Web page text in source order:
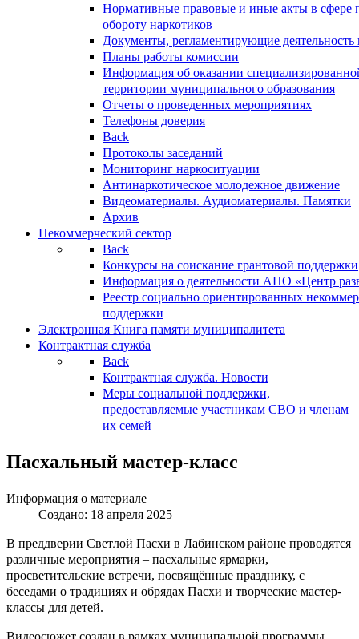
Нормативные правовые и иные акты в сфере
обороту наркотиков
Документы, регламентирующие деятельность
Планы работы комиссии
Информация об оказании
территории муниципального образования
Отчеты о проведенных мероприятиях
Телефоны доверия
Back
Протоколы заседаний
Мониторинг наркоситуации
Антинаркотическое молодежное движение
Видеоматериалы. Аудиоматериалы. Памятки
Архив
Некоммерческий сектор
Back
Конкурсы на соискание грантовой поддержки
Информация о деятельности АНО «Центр
Реестр социально ориентированных
поддержки
Электронная Книга памяти муниципалитета
Контрактная служба
Back
Контрактная служба. Новости
Меры социальной поддержки,
предоставляемые участникам СВО и членам
их семей
Пасхальный мастер-класс
Информация о материале
Создано: 18 апреля 2025
В преддверии Светлой Пасхи в Лабинском районе проводятся
различные мероприятия – пасхальные ярмарки,
просветительские встречи, посвящённые празднику, с
беседами о традициях и обрядах Пасхи и творческие мастер-
классы для детей.
Видеосюжет создан в рамках муниципальной программы